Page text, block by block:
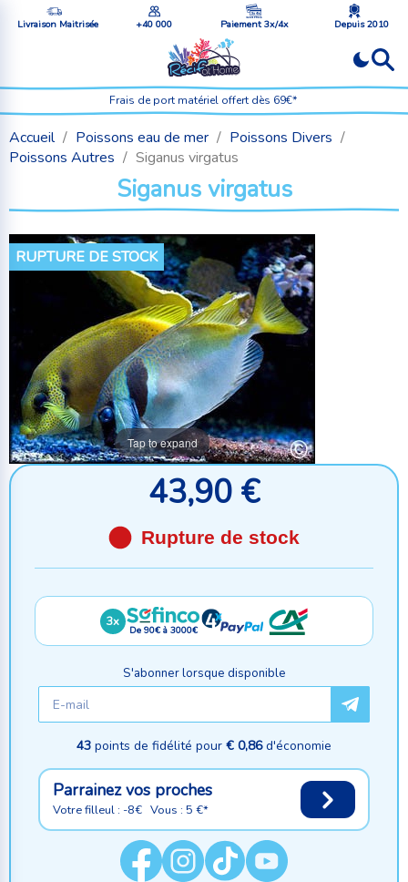
Livraison Maitrisée +40 000 Paiement 3x/4x Depuis 2010
Frais de port matériel offert dès 69€*
Accueil Poissons eau de mer
Poissons Divers
Poissons Autres
Siganus virgatus
Siganus virgatus
RUPTURE DE STOCK
Tap to expand
43,90 €
Rupture de stock
3x
De 90€ à 3000€
S'abonner lorsque disponible
43 points de fidélité pour € 0,86d'économie
Parrainez vos proches
Votre filleul : -8€ Vous : 5 €*